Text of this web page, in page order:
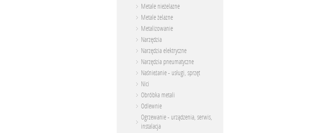
Metale nieżelazne
Metale żelazne
Metalizowanie
Narzędzia
Narzędzia elektryczne
Narzędzia pneumatyczne
Naśnieżanie - usługi, sprzęt
Nici
Obróbka metali
Odlewnie
Ogrzewanie - urządzenia, serwis,
instalacja